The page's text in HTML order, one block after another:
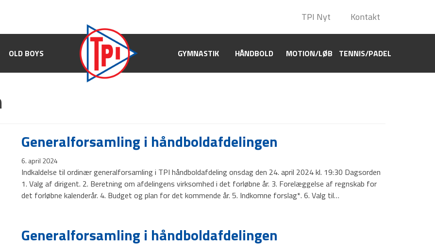
TPI Nyt Kontakt
OLD BOYS GYMNASTIK HÅNDBOLD MOTION/LØB TENNIS/PADEL
TPI Nyt Kontakt
OLD BOYS GYMNASTIK HÅNDBOLD MOTION/LØB TENNIS/PADEL
Generalforsamling i håndboldafdelingen
6. april 2024
Indkaldelse til ordinær generalforsamling i TPI håndboldafdeling onsdag den 24. april 2024 kl. 19:30 Dagsorden
1. Valg af dirigent. 2. Beretning om afdelingens virksomhed i det forløbne år. 3. Forelæggelse af regnskab for
det forløbne kalenderår. 4. Budget og plan for det kommende år. 5. Indkomne forslag*. 6. Valg til…
Generalforsamling i håndboldafdelingen